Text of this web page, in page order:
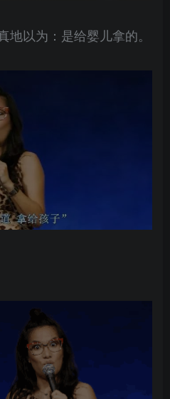
以为：是给婴儿拿的。